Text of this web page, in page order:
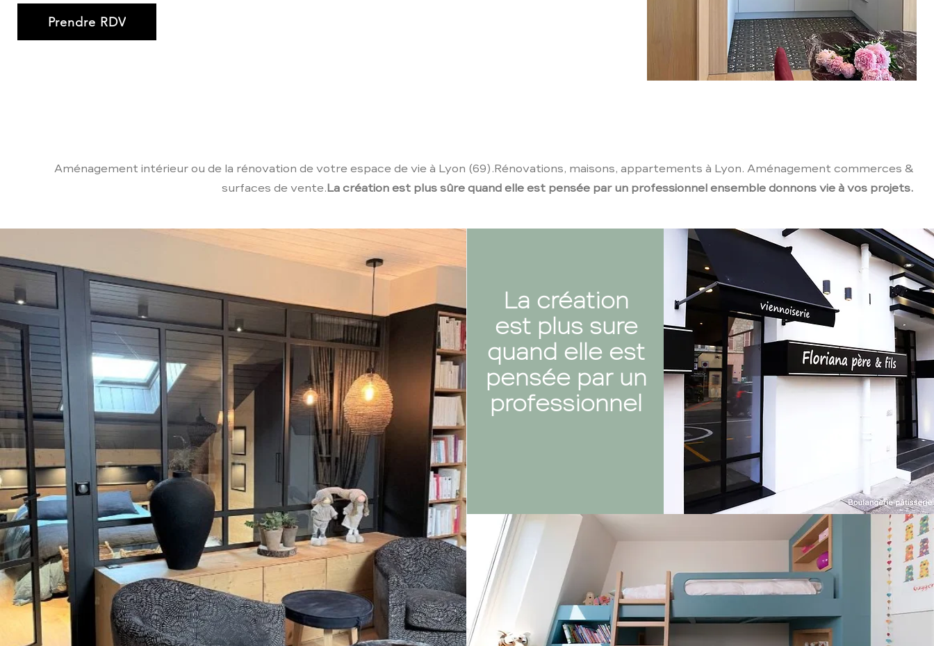
Prendre RDV
Aménagement intérieur ou de la rénovation de votre espace de vie à Lyon (69).Rénovations, maisons, appartements à Lyon. Aménagement commerces &
surfaces de vente.La création est plus sûre quand elle est pensée par un professionnel ensemble donnons vie à vos projets.
La création
est plus sure
quand elle est
pensée par un
professionnel